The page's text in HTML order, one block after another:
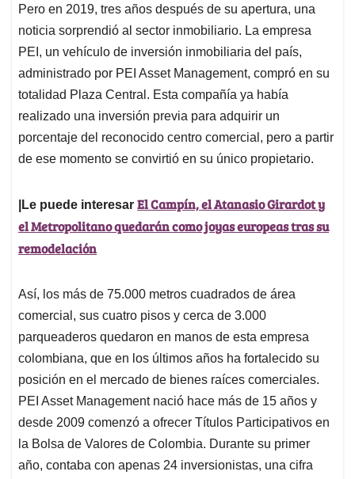
Pero en 2019, tres años después de su apertura, una
noticia sorprendió al sector inmobiliario. La empresa
PEI, un vehículo de inversión inmobiliaria del país,
administrado por PEI Asset Management, compró en su
totalidad Plaza Central. Esta compañía ya había
realizado una inversión previa para adquirir un
porcentaje del reconocido centro comercial, pero a partir
de ese momento se convirtió en su único propietario.
|Le puede interesar El Campín, el Atanasio Girardot y
el Metropolitano quedarán como joyas europeas tras su
remodelación
Así, los más de 75.000 metros cuadrados de área
comercial, sus cuatro pisos y cerca de 3.000
parqueaderos quedaron en manos de esta empresa
colombiana, que en los últimos años ha fortalecido su
posición en el mercado de bienes raíces comerciales.
PEI Asset Management nació hace más de 15 años y
desde 2009 comenzó a ofrecer Títulos Participativos en
la Bolsa de Valores de Colombia. Durante su primer
año, contaba con apenas 24 inversionistas, una cifra